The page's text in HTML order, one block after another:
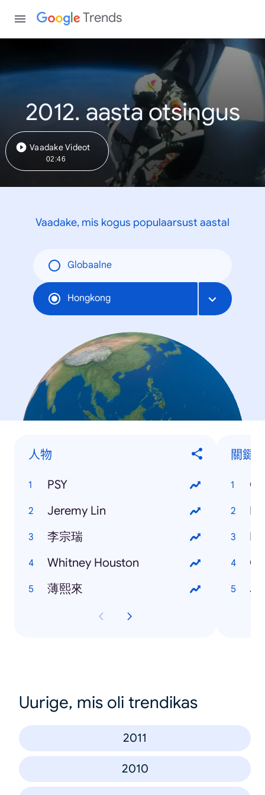
Trends
2012. aasta otsingus
Vaadake Videot
02:46
Vaadake, mis kogus populaarsust aastal
Globaalne
Hongkong
人物
PSY
Jeremy Lin
李宗瑞
Whitney Houston
薄熙來
關鍵
Uurige, mis oli trendikas
2011
2010